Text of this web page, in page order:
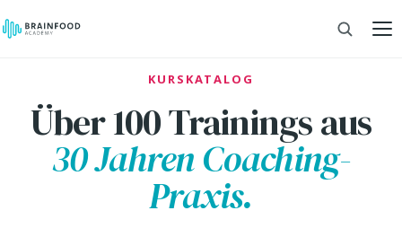
KURSKATALOG
Über 100 Trainings aus
30 Jahren Coaching-
Praxis.